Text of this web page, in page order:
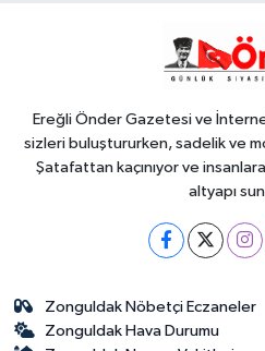
gönül
Ereğli Önder Gazetesi ve
sizleri buluştururken, sadelik ve
Şatafattan kaçınıyor ve
altyapı
Zonguldak Nöbetçi Eczaneler
Zonguldak Hava Durumu